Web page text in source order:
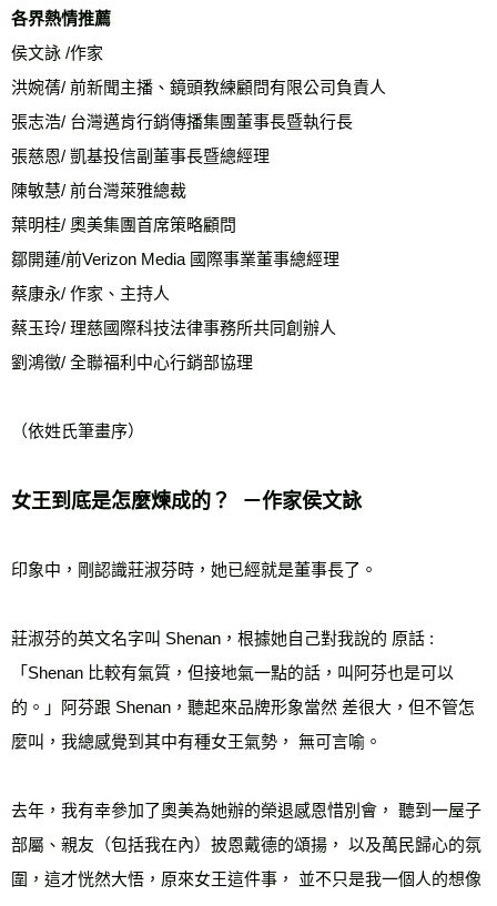
各界熱情推薦
侯文詠 /作家
洪婉蒨/ 前新聞主播、鏡頭教練顧問有限公司負責人
張志浩/ 台灣邁肯行銷傳播集團董事長暨執行長
張慈恩/ 凱基投信副董事長暨總經理
陳敏慧/ 前台灣萊雅總裁
葉明桂/ 奧美集團首席策略顧問
鄒開蓮/前Verizon Media 國際事業董事總經理
蔡康永/ 作家、主持人
蔡玉玲/ 理慈國際科技法律事務所共同創辦人
劉鴻徵/ 全聯福利中心行銷部協理
（依姓氏筆畫序）
女王到底是怎麼煉成的？  －作家侯文詠
印象中，剛認識莊淑芬時，她已經就是董事長了。
莊淑芬的英文名字叫 Shenan，根據她自己對我說的 原話 :
「Shenan 比較有氣質，但接地氣一點的話，叫阿芬也是可以
的。」阿芬跟 Shenan，聽起來品牌形象當然 差很大，但不管怎
麼叫，我總感覺到其中有種女王氣勢， 無可言喻。
去年，我有幸參加了奧美為她辦的榮退感恩惜別會， 聽到一屋子
部屬、親友（包括我在內）披恩戴德的頌揚， 以及萬民歸心的氛
圍，這才恍然大悟，原來女王這件事， 並不只是我一個人的想像